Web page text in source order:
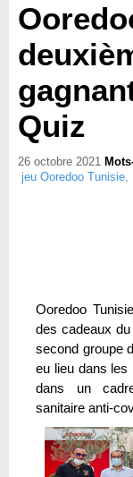
Quiz
26 octobre 2021
jeu Ooredoo Tunisie,
Ooredoo
des cadeaux du
second groupe
eu lieu dans les
dans un
sanitaire anti-